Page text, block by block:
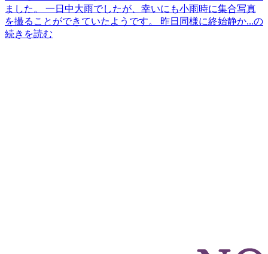
ました。 一日中大雨でしたが、幸いにも小雨時に集合写真
を撮ることができていたようです。 昨日同様に終始静か...の
続きを読む